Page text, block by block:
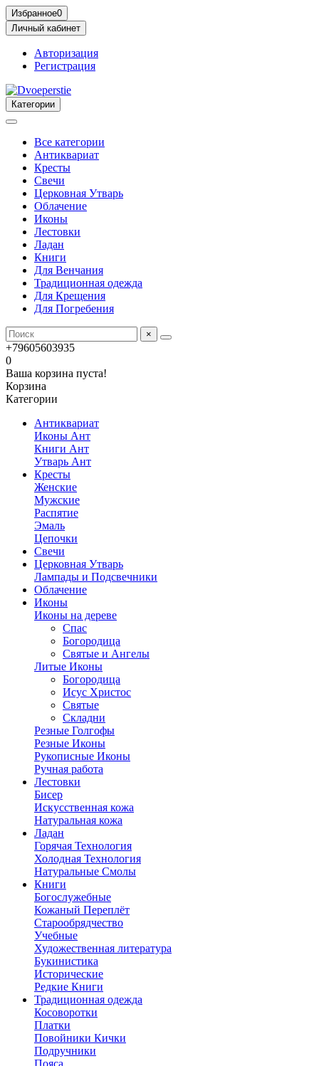
Избранное0
Личный кабинет
Авторизация
Регистрация
Категории
Все категории
Антиквариат
Кресты
Свечи
Церковная Утварь
Облачение
Иконы
Лестовки
Ладан
Книги
Для Венчания
Традиционная одежда
Для Крещения
Для Погребения
×
+79605603935
0
Ваша корзина пуста!
Корзина
Категории
Антиквариат
Иконы Ант
Книги Ант
Утварь Ант
Кресты
Женские
Мужские
Распятие
Эмаль
Цепочки
Свечи
Церковная Утварь
Лампады и Подсвечники
Облачение
Иконы
Иконы на дереве
Спас
Богородица
Святые и Ангелы
Литые Иконы
Богородица
Исус Христос
Святые
Складни
Резные Голгофы
Резные Иконы
Рукописные Иконы
Ручная работа
Лестовки
Бисер
Искусственная кожа
Натуральная кожа
Ладан
Горячая Технология
Холодная Технология
Натуральные Смолы
Книги
Богослужебные
Кожаный Переплёт
Старообрядчество
Учебные
Художественная литература
Букинистика
Исторические
Редкие Книги
Традиционная одежда
Косоворотки
Платки
Повойники Кички
Подручники
Пояса